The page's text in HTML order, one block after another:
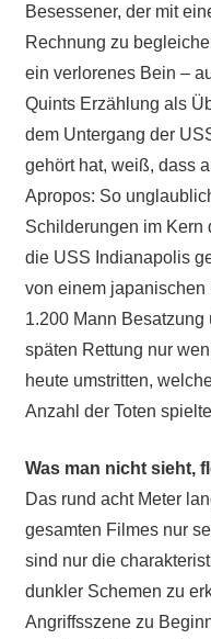
Besessener, der mit
Rechnung zu
ein verlorenes Bein –
Quints Erzählung als
dem Untergang der
gehört hat, weiß, dass
Apropos: So
Schilderungen im Kern
die USS Indianapolis
von einem japanischen
1.200 Mann
späten Rettung nur
heute umstritten,
Anzahl der Toten
Was man nicht sieht,
Das rund acht Meter
gesamten Filmes nur
sind nur die
dunkler Schemen zu
Angriffsszene zu